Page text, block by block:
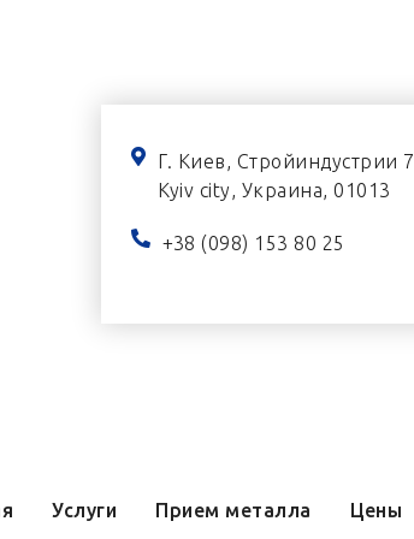
Г. Киев, Стройиндустрии 7
Kyiv city, Украина, 01013
+38 (098) 153 80 25
Услуги Прием металла Цены